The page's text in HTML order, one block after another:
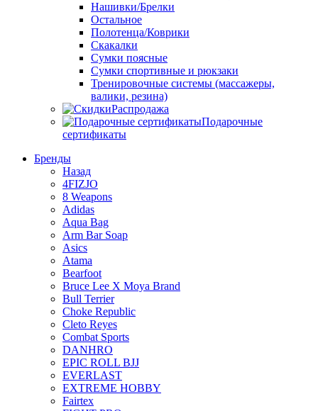
Нашивки/Брелки
Остальное
Полотенца/Коврики
Скакалки
Сумки поясные
Сумки спортивные и рюкзаки
Тренировочные системы (массажеры,
валики, резина)
Распродажа
Подарочные
сертификаты
Бренды
Назад
4FIZJO
8 Weapons
Adidas
Aqua Bag
Arm Bar Soap
Asics
Atama
Bearfoot
Bruce Lee X Moya Brand
Bull Terrier
Choke Republic
Cleto Reyes
Combat Sports
DANHRO
EPIC ROLL BJJ
EVERLAST
EXTREME HOBBY
Fairtex